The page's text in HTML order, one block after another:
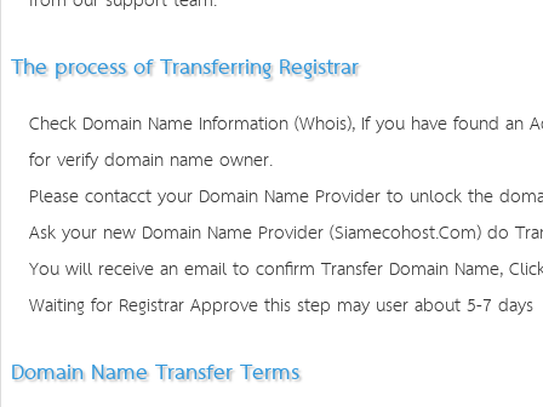
The process of Transferring Registrar
Check Domain Name Information (Whois), If you have found
for verify domain name owner.
Please contacct your Domain Name Provider to unlock the
Ask your new Domain Name Provider (Siamecohost.Com) do
You will receive an email to confirm Transfer Domain Name,
Waiting for Registrar Approve this step may user about 5-7 days
Domain Name Transfer Terms